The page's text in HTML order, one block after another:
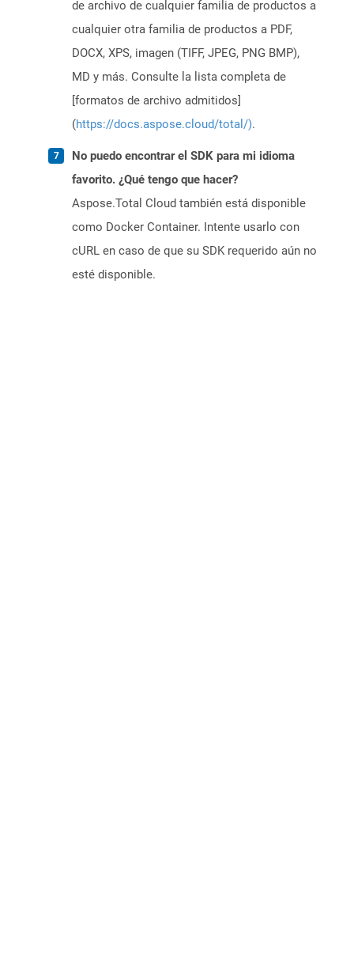
de archivo de cualquier familia de productos a
cualquier otra familia de productos a PDF,
DOCX, XPS, imagen (TIFF, JPEG, PNG BMP),
MD y más. Consulte la lista completa de
[formatos de archivo admitidos]
(https://docs.aspose.cloud/total/).
No puedo encontrar el SDK para mi idioma
favorito. ¿Qué tengo que hacer?
Aspose.Total Cloud también está disponible
como Docker Container. Intente usarlo con
cURL en caso de que su SDK requerido aún no
esté disponible.